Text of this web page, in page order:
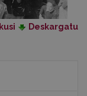
Ikusi Deskargatu